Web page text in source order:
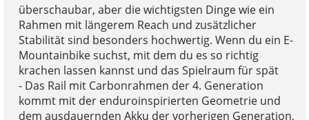
überschaubar, aber die wichtigsten Dinge wie ein
Rahmen mit längerem Reach und zusätzlicher
Stabilität sind besonders hochwertig. Wenn du ein E-
Mountainbike suchst, mit dem du es so richtig
krachen lassen kannst und das Spielraum für spät
- Das Rail mit Carbonrahmen der 4. Generation
kommt mit der enduroinspirierten Geometrie und
dem ausdauernden Akku der vorherigen Generation,